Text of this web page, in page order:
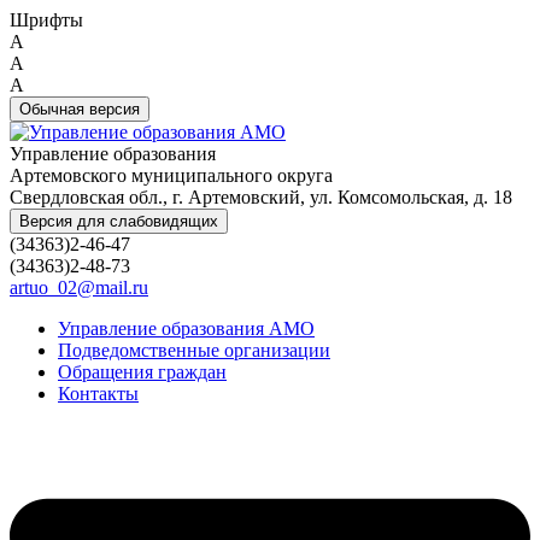
Шрифты
A
A
A
Обычная версия
Управление образования
Артемовского муниципального округа
Свердловская обл., г. Артемовский, ул. Комсомольская, д. 18
Версия для слабовидящих
(34363)2-46-47
(34363)2-48-73
artuo_02@mail.ru
Управление образования АМО
Подведомственные организации
Обращения граждан
Контакты